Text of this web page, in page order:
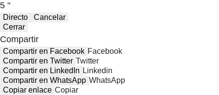
5 "
Directo
Cancelar
Cerrar
Compartir
Compartir en Facebook Facebook
Compartir en Twitter Twitter
Compartir en LinkedIn Linkedin
Compartir en WhatsApp WhatsApp
Copiar enlace Copiar